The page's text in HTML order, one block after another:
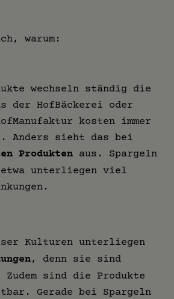
warum:
wechseln ständig die
der HofBäckerei oder
kosten immer
Anders sieht das bei
Produkten aus. Spargeln
etwa unterliegen viel
Kulturen unterliegen
, denn sie sind
sind die Produkte
Gerade bei Spargeln